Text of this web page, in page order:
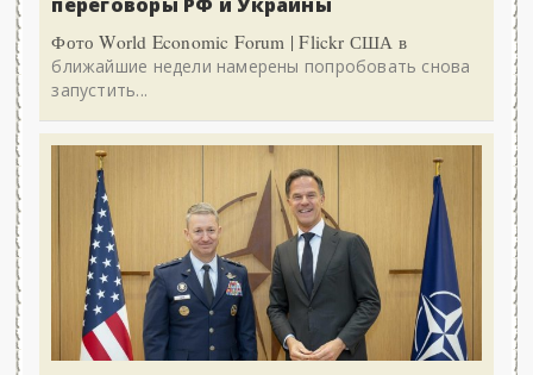
Фото World Economic Forum | Flickr США в
ближайшие недели намерены попробовать снова
запустить...